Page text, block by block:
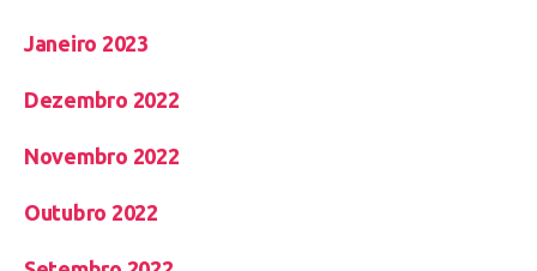
Janeiro 2023
Dezembro 2022
Novembro 2022
Outubro 2022